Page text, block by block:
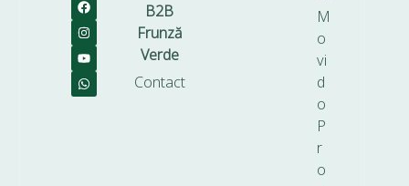
B2B
Frunză
Verde
Contact
M
o
vi
d
o
P
r
o